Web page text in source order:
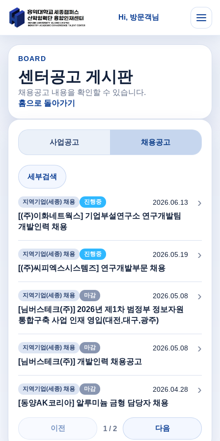
Hi, 방문객님 메뉴
BOARD
센터공고 게시판
채용공고 내용을 확인할 수 있습니다.
홈으로 돌아가기
사업공고 채용공고
세부검색
지역기업(세종) 채용 진행중 2026.06.13
[(주)이화네트웍스] 기업부설연구소 연구개발팀
개발인력 채용
지역기업(세종) 채용 진행중 2026.05.19
[(주)씨피엑스시스템즈] 연구개발부문 채용
지역기업(세종) 채용 마감 2026.05.08
[님버스테크(주)] 2026년 제1차 범정부 정보자원
통합구축 사업 인재 영입(대전,대구,광주)
지역기업(세종) 채용 마감 2026.05.08
[님버스테크(주)] 개발인력 채용공고
지역기업(세종) 채용 마감 2026.04.28
[동양AK코리아] 알루미늄 금형 담당자 채용
이전 1 / 2 다음